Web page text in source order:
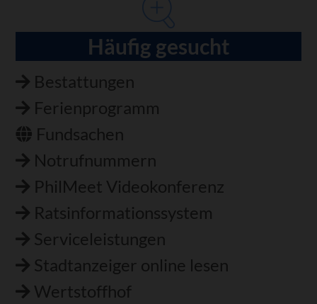
Häufig gesucht
Bestattungen
Ferienprogramm
Fundsachen
Notrufnummern
PhilMeet Videokonferenz
Ratsinformationssystem
Serviceleistungen
Stadtanzeiger online lesen
Wertstoffhof